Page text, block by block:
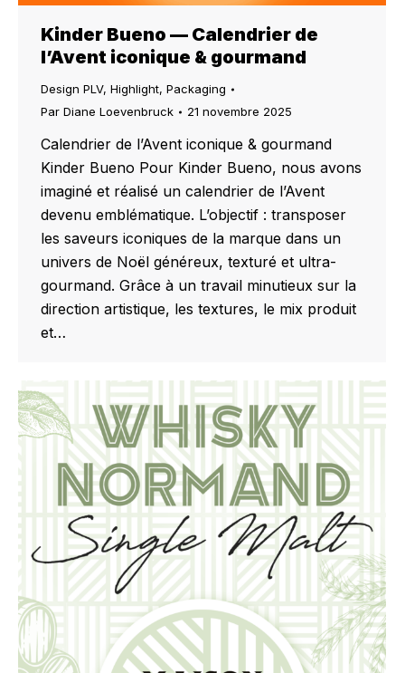
Kinder Bueno — Calendrier de
l’Avent iconique & gourmand
Design PLV, Highlight, Packaging
Par Diane Loevenbruck 21 novembre 2025
Calendrier de l’Avent iconique & gourmand
Kinder Bueno Pour Kinder Bueno, nous avons
imaginé et réalisé un calendrier de l’Avent
devenu emblématique. L’objectif : transposer
les saveurs iconiques de la marque dans un
univers de Noël généreux, texturé et ultra-
gourmand. Grâce à un travail minutieux sur la
direction artistique, les textures, le mix produit
et…